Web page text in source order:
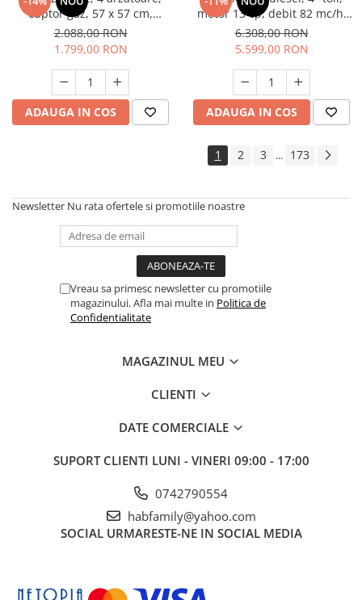
cuptor gaz, 57 x 57 cm,
rotisor, grill, ventilatie,
aprindere electrica, gratare
fonta, negru + plita inox,
Studio Casa Marco
2.088,00 RON
1.799,00 RON
ADAUGA IN COS
motor 13 cp, debit 82 mc/h,
pornire electrica, refulare
60m, aspiratie 8m, Visoli
6.308,00 RON
5.599,00 RON
ADAUGA IN COS
1 2 3 ... 173
Newsletter Nu rata ofertele si promotiile noastre
Vreau sa primesc newsletter cu promotiile
magazinului. Afla mai multe in Politica de
Confidentialitate
MAGAZINUL MEU
CLIENTI
DATE COMERCIALE
SUPORT CLIENTI LUNI - VINERI 09:00 - 17:00
0742790554
habfamily@yahoo.com
SOCIAL URMARESTE-NE IN SOCIAL MEDIA